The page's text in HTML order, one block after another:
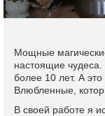
Мощные
настоящие
более 10 лет. А
Влюбленные,
В своей работе я